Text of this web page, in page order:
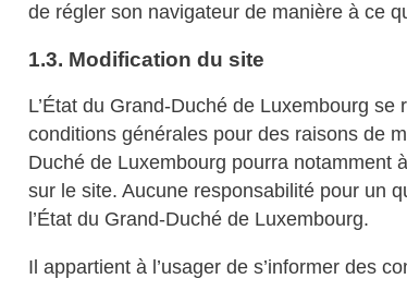
de régler son navigateur de manière à ce
1.3. Modification du site
L’État du Grand-Duché de Luxembourg
conditions générales pour des raisons de
Duché de Luxembourg pourra notamment
sur le site. Aucune responsabilité pour un
l’État du Grand-Duché de Luxembourg.
Il appartient à l’usager de s’informer des